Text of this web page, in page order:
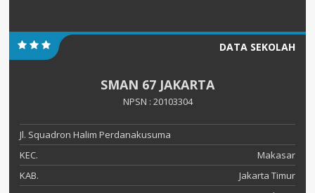
DATA SEKOLAH
SMAN 67 JAKARTA
NPSN : 20103304
Jl. Squadron Halim Perdanakusuma
KEC.
Makasar
KAB.
Jakarta Timur